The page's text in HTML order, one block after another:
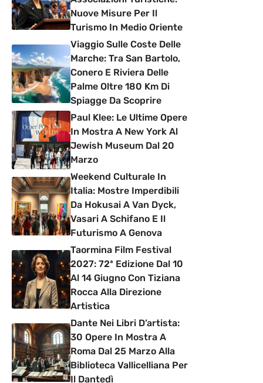
Nuove Misure Per Il
Turismo In Medio Oriente
Viaggio Sulle Coste Delle
Marche: Tra San Bartolo,
Conero E Riviera Delle
Palme Oltre 180 Km Di
Spiagge Da Scoprire
Paul Klee: Le Ultime Opere
In Mostra A New York Al
Jewish Museum Dal 20
Marzo
Weekend Culturale In
Italia: Mostre Imperdibili
Da Hokusai A Van Dyck,
Vasari A Schifano E Il
Futurismo A Genova
Taormina Film Festival
2027: 72ª Edizione Dal 10
Al 14 Giugno Con Tiziana
Rocca Alla Direzione
Artistica
Dante Nei Libri D’artista:
30 Opere In Mostra A
Roma Dal 25 Marzo Alla
Biblioteca Vallicelliana Per
Il Dantedì